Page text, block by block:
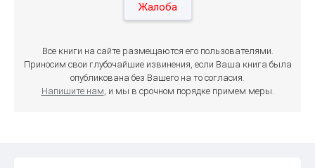
Жалоба
Все книги на сайте размещаются его пользователями.
Приносим свои глубочайшие извинения, если Ваша книга была
опубликована без Вашего на то согласия.
Напишите нам, и мы в срочном порядке примем меры.